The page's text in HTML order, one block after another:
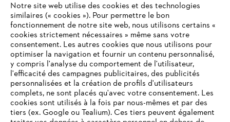
L'Entreprise
STIHL FAQ
Notre site web utilise des cookies et des technologies
similaires (« cookies »). Pour permettre le bon
fonctionnement de notre site web, nous utilisons certains «
cookies strictement nécessaires » même sans votre
consentement. Les autres cookies que nous utilisons pour
optimiser la navigation et fournir un contenu personnalisé,
y compris l'analyse du comportement de l'utilisateur,
l'efficacité des campagnes publicitaires, des publicités
personnalisées et la création de profils d'utilisateurs
complets, ne sont placés qu'avec votre consentement. Les
cookies sont utilisés à la fois par nous-mêmes et par des
tiers (ex. Google ou Tealium). Ces tiers peuvent également